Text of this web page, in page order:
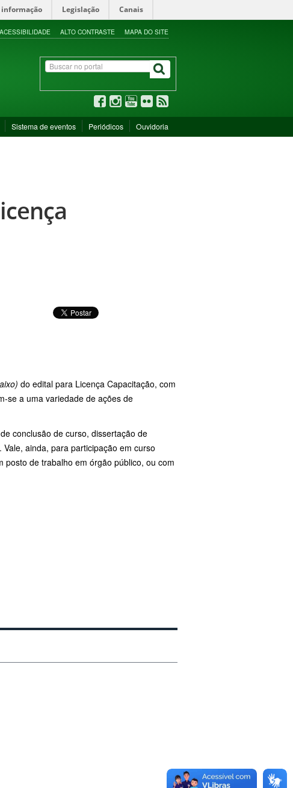
informação Legislação Canais
ACESSIBILIDADE ALTO CONTRASTE MAPA DO SITE
Sistema de eventos Periódicos Ouvidoria
do edital para Licença Capacitação, com
se a uma variedade de ações de
conclusão de curso, dissertação de
ainda, para participação em curso
posto de trabalho em órgão público, ou com